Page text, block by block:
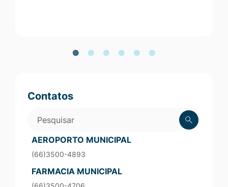
Contatos
Pesquisar
AEROPORTO MUNICIPAL
(66)3500-4893
FARMACIA MUNICIPAL